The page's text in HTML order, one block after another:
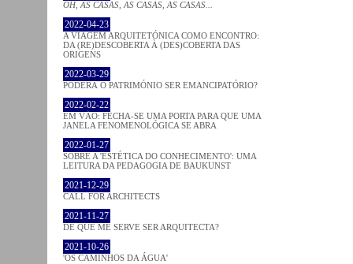
OH, AS CASAS, AS CASAS, AS CASAS...
2022-04-23
A VIAGEM ARQUITETÓNICA COMO ENCONTRO:
DA (RE)DESCOBERTA À (DES)COBERTA DAS
ORIGENS
2022-03-29
PODERÁ O PATRIMÓNIO SER EMANCIPATÓRIO?
2022-02-22
EM VÃO: FECHA-SE UMA PORTA PARA QUE UMA
JANELA FENOMENOLÓGICA SE ABRA
2022-01-27
SOBRE A 'ESTÉTICA DO CONHECIMENTO': UMA
LEITURA DA PEDAGOGIA DE BAUKUNST
2021-12-29
CALL FOR ARCHITECTS
2021-11-27
DE QUE ME SERVE SER ARQUITECTA?
2021-10-26
'OS CAMINHOS DA ÁGUA'